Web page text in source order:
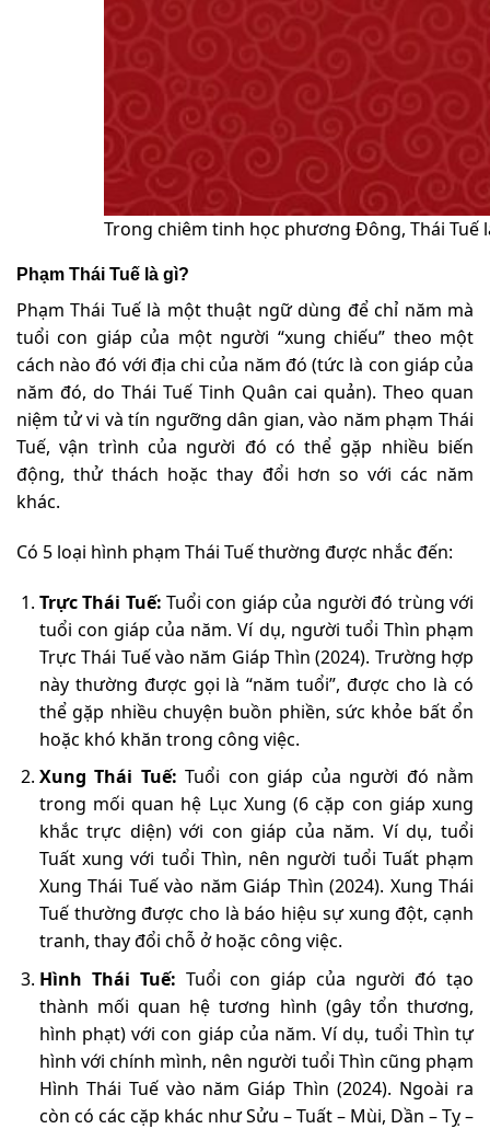
Trong chiêm tinh học phương Đông, Thái Tuế
Phạm Thái Tuế là gì?
Phạm Thái Tuế là một thuật ngữ dùng để chỉ năm mà
tuổi con giáp của một người “xung chiếu” theo một
cách nào đó với địa chi của năm đó (tức là con giáp của
năm đó, do Thái Tuế Tinh Quân cai quản). Theo quan
niệm tử vi và tín ngưỡng dân gian, vào năm phạm Thái
Tuế, vận trình của người đó có thể gặp nhiều biến
động, thử thách hoặc thay đổi hơn so với các năm
khác.
Có 5 loại hình phạm Thái Tuế thường được nhắc đến:
Trực Thái Tuế: Tuổi con giáp của người đó trùng với
tuổi con giáp của năm. Ví dụ, người tuổi Thìn phạm
Trực Thái Tuế vào năm Giáp Thìn (2024). Trường hợp
này thường được gọi là “năm tuổi”, được cho là có
thể gặp nhiều chuyện buồn phiền, sức khỏe bất ổn
hoặc khó khăn trong công việc.
Xung Thái Tuế: Tuổi con giáp của người đó nằm
trong mối quan hệ Lục Xung (6 cặp con giáp xung
khắc trực diện) với con giáp của năm. Ví dụ, tuổi
Tuất xung với tuổi Thìn, nên người tuổi Tuất phạm
Xung Thái Tuế vào năm Giáp Thìn (2024). Xung Thái
Tuế thường được cho là báo hiệu sự xung đột, cạnh
tranh, thay đổi chỗ ở hoặc công việc.
Hình Thái Tuế: Tuổi con giáp của người đó tạo
thành mối quan hệ tương hình (gây tổn thương,
hình phạt) với con giáp của năm. Ví dụ, tuổi Thìn tự
hình với chính mình, nên người tuổi Thìn cũng phạm
Hình Thái Tuế vào năm Giáp Thìn (2024). Ngoài ra
còn có các cặp khác như Sửu – Tuất – Mùi, Dần – Tỵ –